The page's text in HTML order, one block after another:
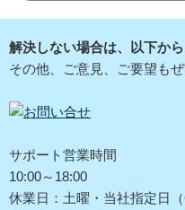
解決しない場合は、以下か
その他、ご意見、ご要望も
サポート営業時間
10:00～18:00
休業日：土曜・当社指定日（